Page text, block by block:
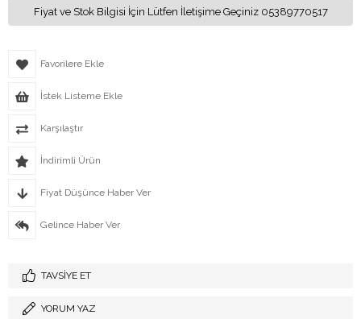
Fiyat ve Stok Bilgisi İçin Lütfen İletişime Geçiniz 05389770517
Favorilere Ekle
İstek Listeme Ekle
Karşılaştır
İndirimli Ürün
Fiyat Düşünce Haber Ver
Gelince Haber Ver
TAVSIYE ET
YORUM YAZ